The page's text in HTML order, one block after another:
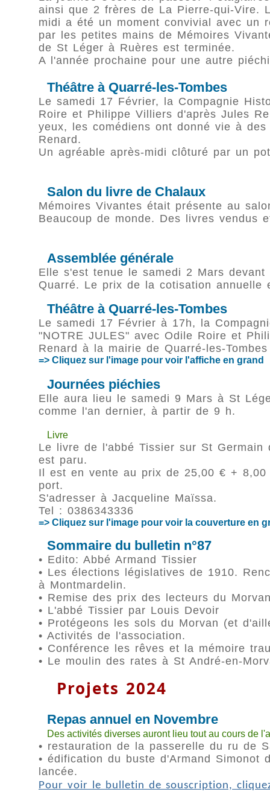
ainsi que 2 frères de La Pierre-qui-Vire.
midi a été un moment convivial avec un
par les petites mains de Mémoires
de St Léger à Ruères est terminée.
A l'année prochaine pour une autre
Théâtre à Quarré-les-Tombes
Le samedi 17 Février, la Compagnie
Roire et Philippe Villiers d'après Jules
yeux, les comédiens ont donné vie à
Renard.
Un agréable après-midi clôturé par un
Salon du livre de Chalaux
Mémoires Vivantes était présente au
Beaucoup de monde. Des livres vendus
Assemblée générale
Elle s'est tenue le samedi 2 Mars
Quarré. Le prix de la cotisation annuelle
Théâtre à Quarré-les-Tombes
Le samedi 17 Février à 17h, la
"NOTRE JULES" avec Odile Roire et
Renard à la mairie de Quarré-les-
=> Cliquez sur l'image pour voir l'affiche en grand
Journées piéchies
Elle aura lieu le samedi 9 Mars à St
comme l'an dernier, à partir de 9 h.
Livre
Le livre de l'abbé Tissier sur St Germain
est paru.
Il est en vente au prix de 25,00 € +
port.
S'adresser à Jacqueline Maïssa.
Tel : 0386343336
=> Cliquez sur l'image pour voir la couverture en
Sommaire du bulletin n°87
• Edito: Abbé Armand Tissier
• Les élections législatives de 1910.
à Montmardelin.
• Remise des prix des lecteurs du
• L'abbé Tissier par Louis Devoir
• Protégeons les sols du Morvan (et
• Activités de l'association.
• Conférence les rêves et la mémoire
• Le moulin des rates à St André-en-
Projets 2024
Repas annuel en Novembre
Des activités diverses auront lieu tout au cours de
• restauration de la passerelle du ru de
• édification du buste d'Armand Simonot
lancée.
Pour voir le bulletin de souscription,